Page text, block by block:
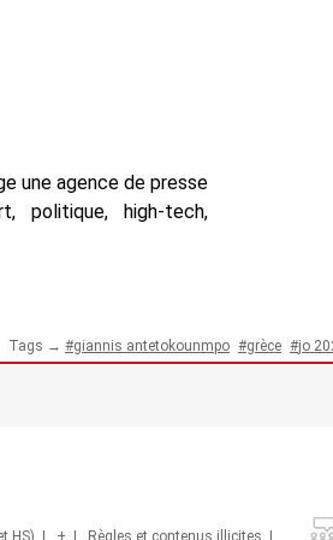
une agence de presse
politique, high-tech,
Tags → giannis antetokounmpo grèce jo
HS) | + | Règles et contenus illicites |